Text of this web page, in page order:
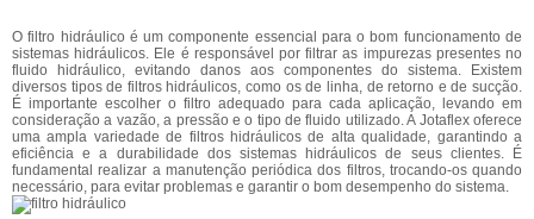
O filtro hidráulico é um componente essencial para o bom funcionamento de
sistemas hidráulicos. Ele é responsável por filtrar as impurezas presentes no
fluido hidráulico, evitando danos aos componentes do sistema. Existem
diversos tipos de filtros hidráulicos, como os de linha, de retorno e de sucção.
É importante escolher o filtro adequado para cada aplicação, levando em
consideração a vazão, a pressão e o tipo de fluido utilizado. A Jotaflex oferece
uma ampla variedade de filtros hidráulicos de alta qualidade, garantindo a
eficiência e a durabilidade dos sistemas hidráulicos de seus clientes. É
fundamental realizar a manutenção periódica dos filtros, trocando-os quando
necessário, para evitar problemas e garantir o bom desempenho do sistema.